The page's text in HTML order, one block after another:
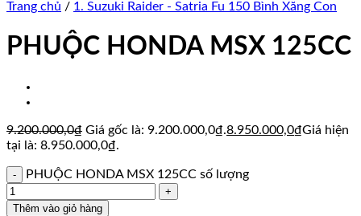
Trang chủ / 1. Suzuki Raider - Satria Fu 150 Bình Xăng Con
PHUỘC HONDA MSX 125CC
9.200.000,0₫ Giá gốc là: 9.200.000,0₫.8.950.000,0₫Giá hiện
tại là: 8.950.000,0₫.
PHUỘC HONDA MSX 125CC số lượng
Thêm vào giỏ hàng